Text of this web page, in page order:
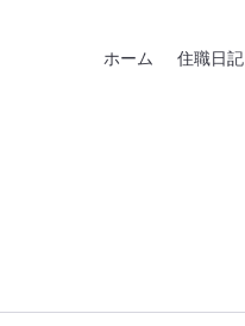
ホーム 住職日記